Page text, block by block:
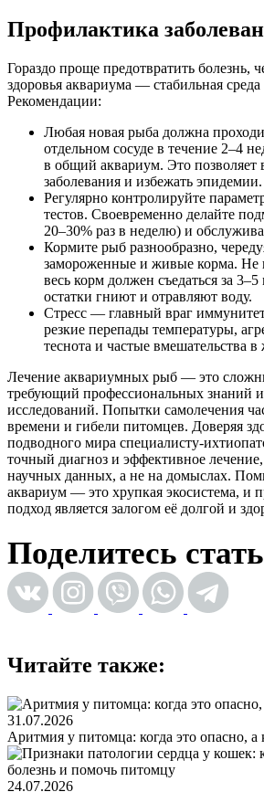
Профилактика
Гораздо проще предотвратить болезнь,
здоровья аквариума — стабильная
Рекомендации:
Любая новая рыба должна
отдельном сосуде в течение 2–4
в общий аквариум. Это позволяет
заболевания и избежать эпидемии.
Регулярно контролируйте
тестов. Своевременно делайте
20–30% раз в неделю) и
Кормите рыб разнообразно,
замороженные и живые корма. Не
весь корм должен съедаться за
остатки гниют и отравляют воду.
Стресс — главный враг
резкие перепады температуры,
теснота и частые вмешательства
Лечение аквариумных рыб — это
требующий профессиональных знаний
исследований. Попытки самолечения
времени и гибели питомцев. Доверяя
подводного мира специалисту-
точный диагноз и эффективное
научных данных, а не на домыслах.
аквариум — это хрупкая экосистема, и
подход является залогом её долгой и
Поделитесь
Читайте также:
31.07.2026
Аритмия у питомца: когда это опасно, а
24.07.2026